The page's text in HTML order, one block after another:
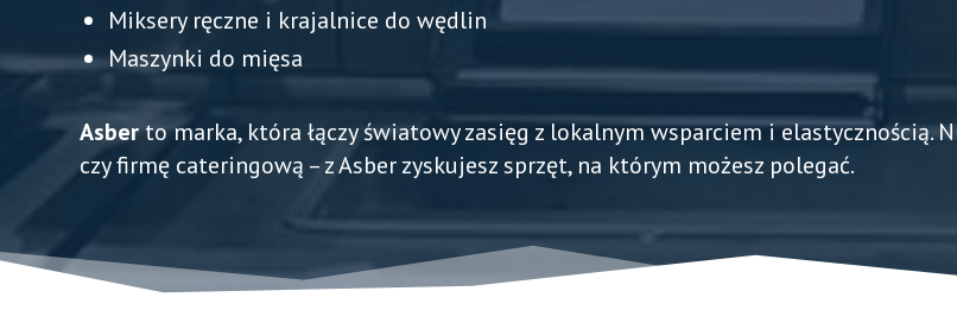
Miksery ręczne i krajalnice do wędlin
Maszynki do mięsa
Asberto marka, która łączy światowy zasięg z lokalnym wsparciem i elastycznością.
czy firmę cateringową – z Asber zyskujesz sprzęt, na którym możesz polegać.